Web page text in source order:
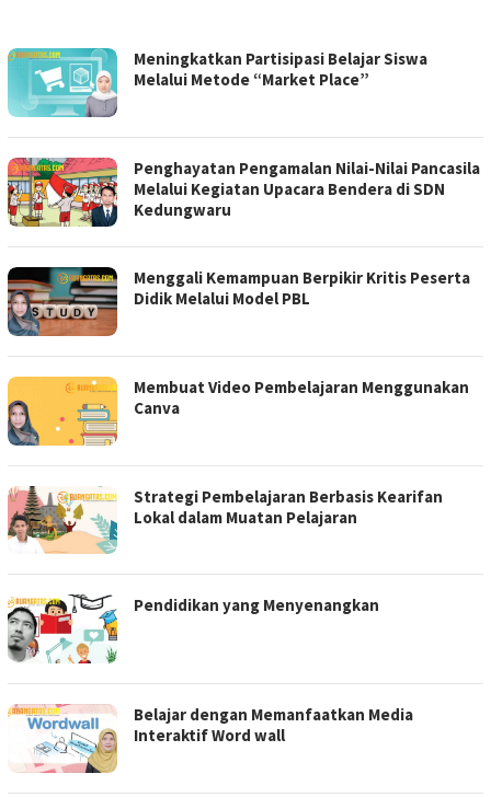
RUANGATAS.COMMeningkatkan Partisipasi Belajar Siswa
Melalui Metode “Market Place”
Penghayatan Pengamalan Nilai-Nilai Pancasila
Melalui Kegiatan Upacara Bendera di SDN
Kedungwaru
Menggali Kemampuan Berpikir Kritis Peserta
Didik Melalui Model PBL
Membuat Video Pembelajaran Menggunakan
Canva
Strategi Pembelajaran Berbasis Kearifan
Lokal dalam Muatan Pelajaran
Pendidikan yang Menyenangkan
Belajar dengan Memanfaatkan Media
Interaktif Word wall